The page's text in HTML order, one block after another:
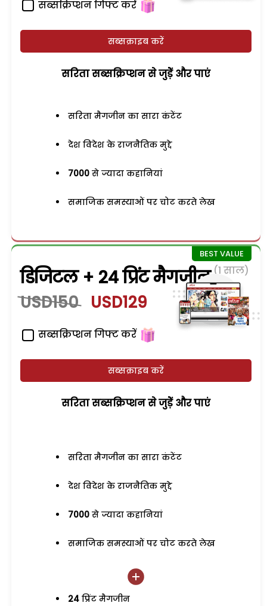
सब्सक्रिप्शन गिफ्ट करें
सब्सक्राइब करें
सरिता सब्सक्रिप्शन से जुड़ेें और पाएं
सरिता मैगजीन का सारा कंटेंट
देश विदेश के राजनैतिक मुद्दे
7000 से ज्यादा कहानियां
समाजिक समस्याओं पर चोट करते लेख
डिजिटल + 24 प्रिंट मैगजीन (1 साल)
USD150 USD129
सब्सक्रिप्शन गिफ्ट करें
सब्सक्राइब करें
सरिता सब्सक्रिप्शन से जुड़ेें और पाएं
सरिता मैगजीन का सारा कंटेंट
देश विदेश के राजनैतिक मुद्दे
7000 से ज्यादा कहानियां
समाजिक समस्याओं पर चोट करते लेख
24 प्रिंट मैगजीन